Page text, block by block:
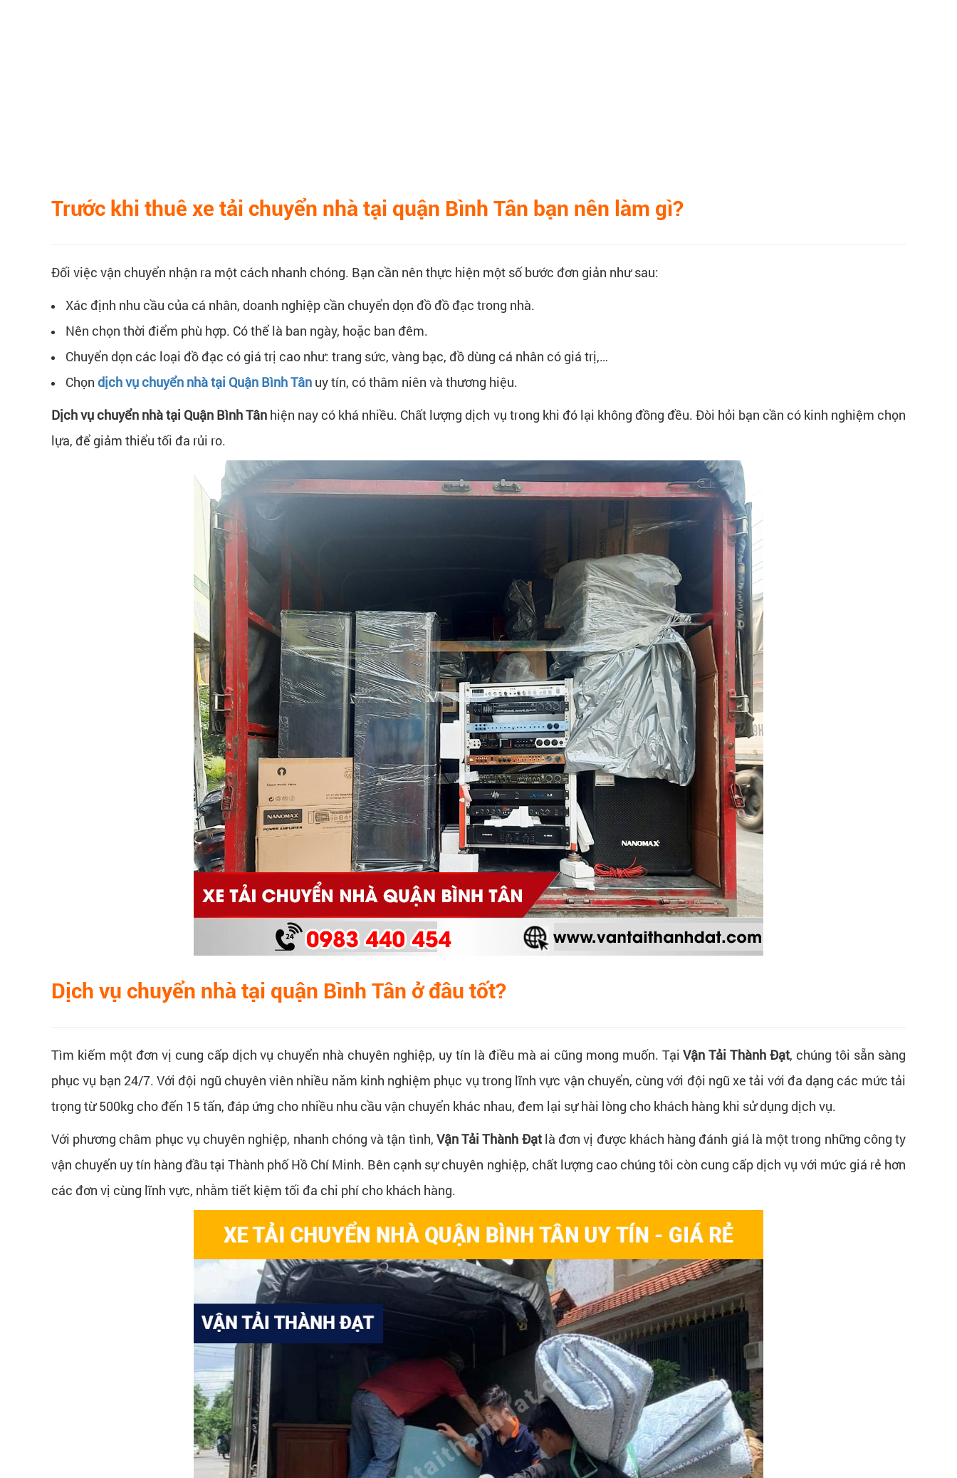
Trước khi thuê xe tải chuyển nhà tại quận Bình Tân bạn nên làm gì?
Đối việc vận chuyển nhận ra một cách nhanh chóng. Bạn cần nên thực hiện một số bước đơn giản như sau:
Xác định nhu cầu của cá nhân, doanh nghiệp cần chuyển dọn đồ đồ đạc trong nhà.
Nên chọn thời điểm phù hợp. Có thể là ban ngày, hoặc ban đêm.
Chuyển dọn các loại đồ đạc có giá trị cao như: trang sức, vàng bạc, đồ dùng cá nhân có giá trị,…
Chọn dịch vụ chuyển nhà tại Quận Bình Tân uy tín, có thâm niên và thương hiệu.
Dịch vụ chuyển nhà tại Quận Bình Tân hiện nay có khá nhiều. Chất lượng dịch vụ trong khi đó lại không đồng đều. Đòi hỏi bạn cần có kinh nghiệm chọn
lựa, để giảm thiểu tối đa rủi ro.
Dịch vụ chuyển nhà tại quận Bình Tân ở đâu tốt?
Tìm kiếm một đơn vị cung cấp dịch vụ chuyển nhà chuyên nghiệp, uy tín là điều mà ai cũng mong muốn. TạiVận Tải Thành Đạt, chúng tôi sẵn sàng
phục vụ bạn 24/7. Với đội ngũ chuyên viên nhiều năm kinh nghiệm phục vụ trong lĩnh vực vận chuyển, cùng với đội ngũ xe tải với đa dạng các mức tải
trọng từ 500kg cho đến 15 tấn, đáp ứng cho nhiều nhu cầu vận chuyển khác nhau, đem lại sự hài lòng cho khách hàng khi sử dụng dịch vụ.
Với phương châm phục vụ chuyên nghiệp, nhanh chóng và tận tình, Vận Tải Thành Đạtlà đơn vị được khách hàng đánh giá là một trong những công ty
vận chuyển uy tín hàng đầu tại Thành phố Hồ Chí Minh. Bên cạnh sự chuyên nghiệp, chất lượng cao chúng tôi còn cung cấp dịch vụ với mức giá rẻ hơn
các đơn vị cùng lĩnh vực, nhằm tiết kiệm tối đa chi phí cho khách hàng.